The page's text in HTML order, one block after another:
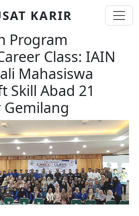
KARIR
Program
Class: IAIN
Mahasiswa
Skill Abad 21